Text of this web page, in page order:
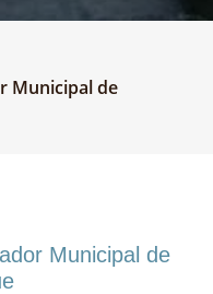
Municipal de
Municipal de